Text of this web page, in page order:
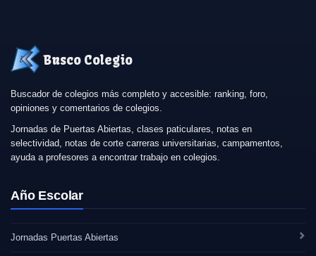
Busco Colegio
Buscador de colegios más completo y accesible: ranking, foro,
opiniones y comentarios de colegios.
Jornadas de Puertas Abiertas, clases paticulares, notas en
selectividad, notas de corte carreras universitarias, campamentos,
ayuda a profesores a encontrar trabajo en colegios.
Año Escolar
Jornadas Puertas Abiertas